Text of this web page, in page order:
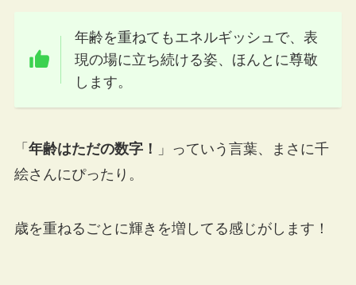
年齢を重ねてもエネルギッシュで、表
現の場に立ち続ける姿、ほんとに尊敬
します。
「 年齢はただの数字！
」っていう言葉、まさに千
絵さんにぴったり。
歳を重ねるごとに輝きを増してる感じがします！